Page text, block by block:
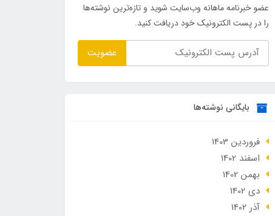
عضو خبرنامه ماهانه وب‌سایت شوید و تازه‌ترین نوشته‌ها
را در پست الکترونیک خود دریافت کنید.
عضویت
بایگانی نوشته‌ها
فروردین 1403
اسفند 1402
بهمن 1402
دی 1402
آذر 1402